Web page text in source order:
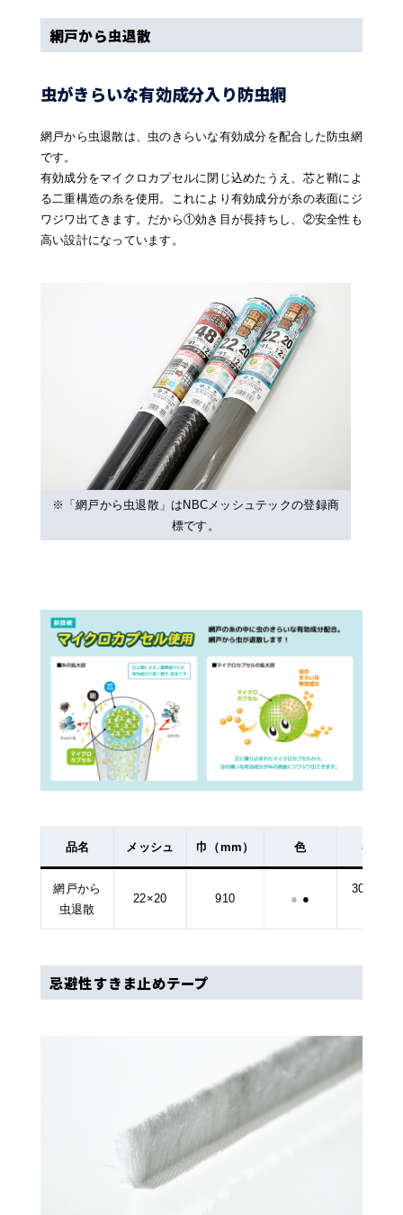
網戸から虫退散
虫がきらいな有効成分入り防虫網
網戸から虫退散は、虫のきらいな有効成分を配合した防虫網
です。
有効成分をマイクロカプセルに閉じ込めたうえ、芯と鞘によ
る二重構造の糸を使用。これにより有効成分が糸の表面にジ
ワジワ出てきます。だから①効き目が長持ちし、②安全性も
高い設計になっています。
※「網戸から虫退散」はNBCメッシュテックの登録商
標です。
品名 メッシュ 巾（mm） 色 巻量
網戸から
虫退散
22×20 910 ● ●
30ｍ、2
忌避性すきま止めテープ